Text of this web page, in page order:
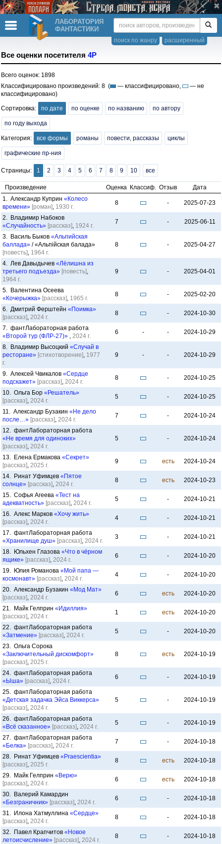
ЛАБОРАТОРИЯ
ФАНТАСТИКИ
расширенный
поиск по жанру
Все оценки посетителя 4P
Всего оценок: 1898
Классифицировано произведений: 8 (
— классифицировано,
— не
классифицировано)
Сортировка: по дате по оценке по названию по автору
по году выхода
Категория: все формы романы повести, рассказы циклы
графические пр-ния
Страницы: 1 2 3 4 5 6 7 8 9 10 все
Произведение Оценка Классиф. Отзыв
Дата
1. Александр Куприн «Колесо
времени» [роман], 1930 г.
8 - 2025-07-23
2. Владимир Набоков
«Случайность» [рассказ], 1924 г.
7 - 2025-06-11
3. Василь Быков «Альпийская
баллада» / «Альпійская балада»
[повесть], 1964 г.
8 - 2025-04-27
4. Лев Давыдычев «Лёлишна из
третьего подъезда» [повесть],
1964 г.
9 - 2025-04-01
5. Валентина Осеева
«Кочерыжка» [рассказ], 1965 г.
8 - 2025-02-20
6. Дмитрий Ферштейн «Поимка»
[рассказ], 2024 г.
8 - 2024-10-30
7. фантЛабораторная работа
«Второй тур (ФЛР-27)» , 2024 г.
6 - - 2024-10-29
8. Владимир Высоцкий «Случай в
ресторане» [стихотворение], 1977
г.
9 - - 2024-10-29
9. Алексей Чвикалов «Сердце
подскажет» [рассказ], 2024 г.
8 - 2024-10-25
10. Ольга Бор «Решатель»
[рассказ], 2024 г.
5 - 2024-10-25
11. Александр Бузакин «Не дело
после…» [рассказ], 2024 г.
7 - 2024-10-24
12. фантЛабораторная работа
«Не время для одиноких»
[рассказ], 2024 г.
5 - 2024-10-24
13. Елена Ермакова «Секрет»
[рассказ], 2025 г.
9 есть 2024-10-24
14. Ринат Уфимцев «Пятое
солнце» [рассказ], 2024 г.
8 есть 2024-10-23
15. Софья Агеева «Тест на
адекватность» [рассказ], 2024 г.
5 - 2024-10-21
16. Алекс Марков «Хочу жить»
[рассказ], 2024 г.
4 - 2024-10-21
17. фантЛабораторная работа
«Хранилище душ» [рассказ], 2024 г.
3 - 2024-10-21
18. Юльхен Глазова «Что в чёрном
ящике» [рассказ], 2024 г.
6 - 2024-10-20
19. Юлия Романова «Мой папа —
космонавт» [рассказ], 2024 г.
4 - 2024-10-20
20. Александр Бузакин «Мод Мат»
[рассказ], 2024 г.
6 есть 2024-10-20
21. Майк Гелприн «Идиллия»
[рассказ], 2024 г.
1 есть 2024-10-20
22. фантЛабораторная работа
«Затмение» [рассказ], 2024 г.
5 - 2024-10-20
23. Ольга Сорока
«Заключительный дискомфорт»
[рассказ], 2025 г.
8 есть 2024-10-19
24. фантЛабораторная работа
«Ыша» [рассказ], 2024 г.
6 - 2024-10-19
25. фантЛабораторная работа
«Детская задачка Эйса Виккерса»
[рассказ], 2024 г.
5 - 2024-10-19
26. фантЛабораторная работа
«Всё сказанное» [рассказ], 2024 г.
5 - 2024-10-19
27. фантЛабораторная работа
«Белка» [рассказ], 2024 г.
7 - 2024-10-18
28. Ринат Уфимцев «Praescientia»
[рассказ], 2025 г.
8 есть 2024-10-18
29. Майк Гелприн «Верю»
[рассказ], 2024 г.
6 есть 2024-10-18
30. Валерий Камардин
«Безграничник» [рассказ], 2024 г.
6 - 2024-10-18
31. Илона Хатмуллина «Сердце»
[рассказ], 2024 г.
8 - 2024-10-18
32. Павел Крапчитов «Новое
летоисчисление» [рассказ], 2024 г.
8 - 2024-10-18